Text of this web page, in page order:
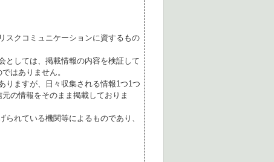
スクコミュニケーションに資するもの
としては、掲載情報の内容を検証して
はありません。
りますが、日々収集される情報1つ1つ
の情報をそのまま掲載しておりま
れている機関等によるものであり、